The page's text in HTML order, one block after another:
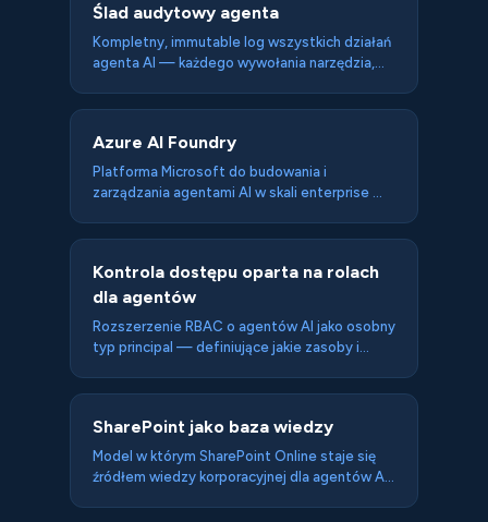
Ślad audytowy agenta
Kompletny, immutable log wszystkich działań
agenta AI — każdego wywołania narzędzia,
i accountability. Wymóg dla agentów
działających w regulowanych branżach.
Azure AI Foundry
Platforma Microsoft do budowania i
zarządzania agentami AI w skali enterprise —
(dane pozostają w tenant klienta). Dla firm z
regulacjami które nie mogą wysyłać danych do
Kontrola dostępu oparta na rolach
dla agentów
Rozszerzenie RBAC o agentów AI jako osobny
typ principal — definiujące jakie zasoby i
promptu) jest odporny na permission
injection.
SharePoint jako baza wiedzy
Model w którym SharePoint Online staje się
źródłem wiedzy korporacyjnej dla agentów AI